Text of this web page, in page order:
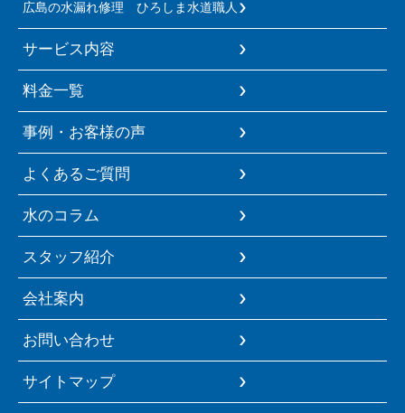
広島の水漏れ修理 ひろしま水道職人
サービス内容
料金一覧
事例・お客様の声
よくあるご質問
水のコラム
スタッフ紹介
会社案内
お問い合わせ
サイトマップ